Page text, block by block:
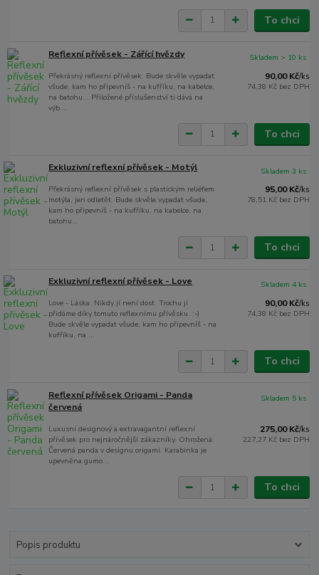
To chci
Reflexní přívěsek - Zářící hvězdy
Překrásný reflexní přívěsek. Bude skvěle vypadat
všude, kam ho připevníš - na kufříku, na kabelce,
na batohu... Přiložené příslušenství ti dává na
výb...
90,00 Kč/ks
74,38 Kč bez DPH
Skladem > 10 ks
To chci
Exkluzivní reflexní přívěsek - Motýl
Překrásný reflexní přívěsek s plastickým reliéfem
motýla, jen odletět. Bude skvěle vypadat všude,
kam ho připevníš - na kufříku, na kabelce, na
batohu...
95,00 Kč/ks
78,51 Kč bez DPH
Skladem 3 ks
To chci
Exkluzivní reflexní přívěsek - Love
Love - Láska. Nikdy jí není dost. Trochu jí
přidáme díky tomuto reflexnímu přívěsku. :-)
Bude skvěle vypadat všude, kam ho připevníš - na
kufříku, na ...
90,00 Kč/ks
74,38 Kč bez DPH
Skladem 4 ks
To chci
Reflexní přívěsek Origami - Panda
červená
Luxusní designový a extravagantní reflexní
přívěsek pro nejnáročnější zákazníky. Ohrožená
Červená panda v designu origami. Karabinka je
upevněna gumo...
275,00 Kč/ks
227,27 Kč bez DPH
Skladem 5 ks
To chci
Popis produktu